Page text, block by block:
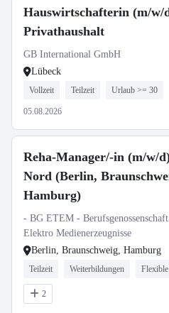
Hauswirtschafterin (m/w/
Privathaushalt
GB International GmbH
Lübeck
Vollzeit Teilzeit Urlaub >= 30
05.08.2026
Reha-Manager/-in (m/w/
Nord (Berlin,
Hamburg)
- BG ETEM -
Elektro Medienerzeugnisse
Berlin, Braunschweig, Hamburg
Teilzeit Weiterbildungen
2